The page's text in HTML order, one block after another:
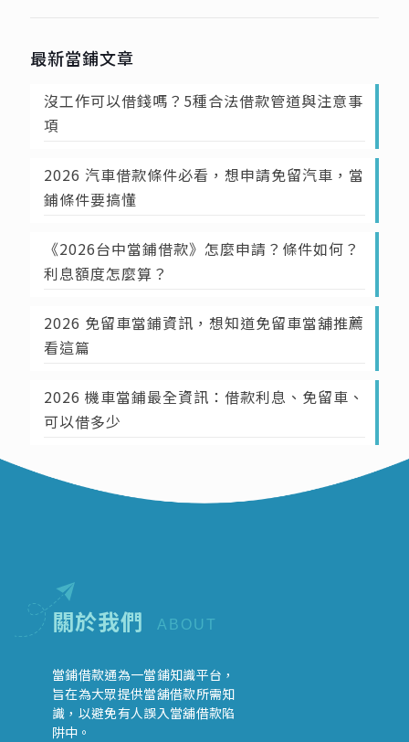
最新當鋪文章
沒工作可以借錢嗎？5種合法借款管道與注意事
項
2026 汽車借款條件必看，想申請免留汽車，當
鋪條件要搞懂
《2026台中當鋪借款》怎麼申請？條件如何？
利息額度怎麼算？
2026 免留車當鋪資訊，想知道免留車當舖推薦
看這篇
2026 機車當鋪最全資訊：借款利息、免留車、
可以借多少
關於我們 ABOUT
當鋪借款通為一當鋪知識平台，
旨在為大眾提供當舖借款所需知
識，以避免有人誤入當舖借款陷
阱中。